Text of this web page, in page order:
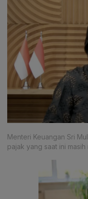
Menteri Keuangan Sri
pajak yang saat ini